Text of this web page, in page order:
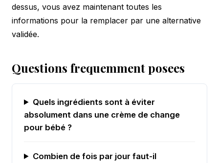
dessus, vous avez maintenant toutes les
informations pour la remplacer par une alternative
validée.
Questions frequemment posees
Quels ingrédients sont à éviter
absolument dans une crème de change
pour bébé ?
Combien de fois par jour faut-il